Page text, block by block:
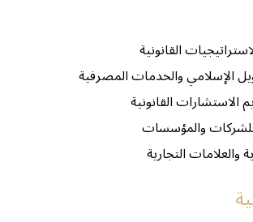
القانونية
الإسلامي والخدمات المصرفية
الاستشارات القانونية
للشركات والمؤسسات
والعلامات التجارية